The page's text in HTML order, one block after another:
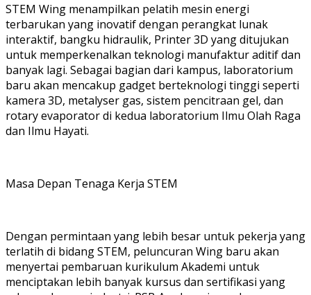
STEM Wing menampilkan pelatih mesin energi
terbarukan yang inovatif dengan perangkat lunak
interaktif, bangku hidraulik, Printer 3D yang ditujukan
untuk memperkenalkan teknologi manufaktur aditif dan
banyak lagi. Sebagai bagian dari kampus, laboratorium
baru akan mencakup gadget berteknologi tinggi seperti
kamera 3D, metalyser gas, sistem pencitraan gel, dan
rotary evaporator di kedua laboratorium Ilmu Olah Raga
dan Ilmu Hayati.
Masa Depan Tenaga Kerja STEM
Dengan permintaan yang lebih besar untuk pekerja yang
terlatih di bidang STEM, peluncuran Wing baru akan
menyertai pembaruan kurikulum Akademi untuk
menciptakan lebih banyak kursus dan sertifikasi yang